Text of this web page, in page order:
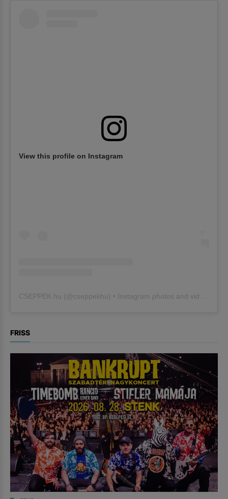
View this profile on Instagram
CSEPPEK.hu (@cseppekhu ) • Instagram photos and videos
FRISS